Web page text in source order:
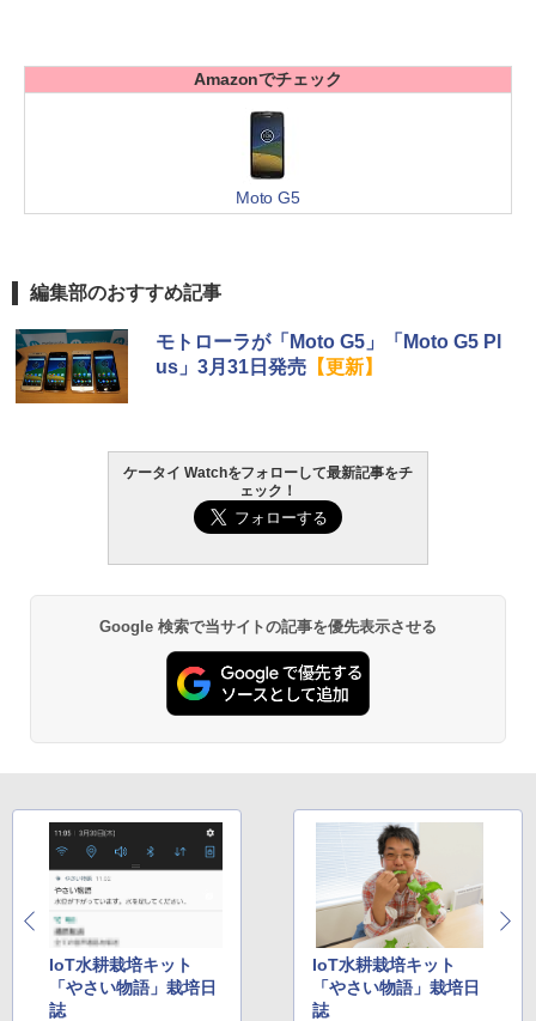
Amazonでチェック
Moto G5
編集部のおすすめ記事
モトローラが「Moto G5」「Moto G5 Pl
us」3月31日発売【更新】
ケータイ Watchをフォローして最新記事をチ
ェック！
Google 検索で当サイトの記事を優先表示させる
IoT水耕栽培キット
「やさい物語」栽培日
誌
IoT水耕栽培キット
「やさい物語」栽培日
誌